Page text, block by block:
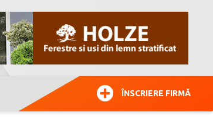
ÎNSCRIERE FIRMĂ